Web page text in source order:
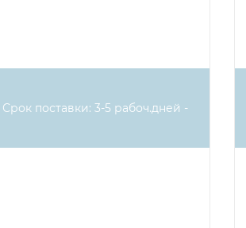
Срок поставки: 3-5 рабоч.дней -